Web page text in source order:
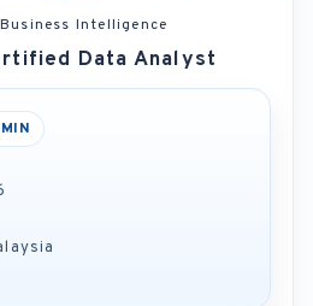
Intelligence
Data Analyst